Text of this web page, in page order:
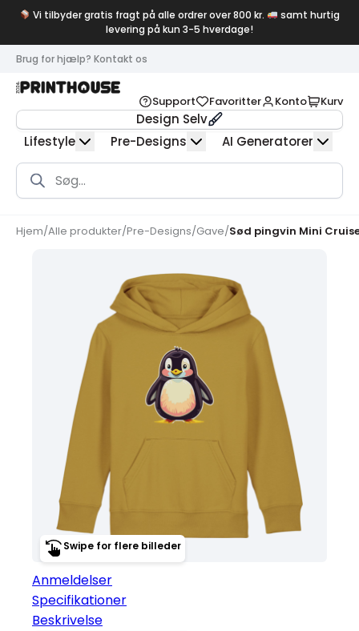
Vi tilbyder gratis fragt på alle ordrer over 800 kr.
samt hurtig
levering på kun 3-5 hverdage!
Brug for hjælp? Kontakt os
Support Favoritter Konto Kurv
Design Selv
Lifestyle
Pre-Designs AI Generatorer
Products
search
Hjem/Alle produkter/Pre-Designs/Gave/Sød pingvin Mini
Swipe for flere billeder
Anmeldelser
Specifikationer
Beskrivelse